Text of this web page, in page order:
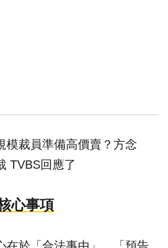
模裁員準備高價賣？方念
TVBS回應了
心事項